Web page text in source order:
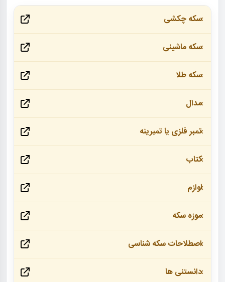
سکه چکشی
سکه ماشینی
سکه طلا
مدال
تمبر فلزی یا تمبرینه
کتاب
لوازم
موزه سکه
اصطلاحات سکه شناسی
دانستنی ها